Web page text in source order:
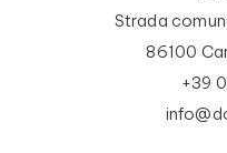
Strada
86100
+39